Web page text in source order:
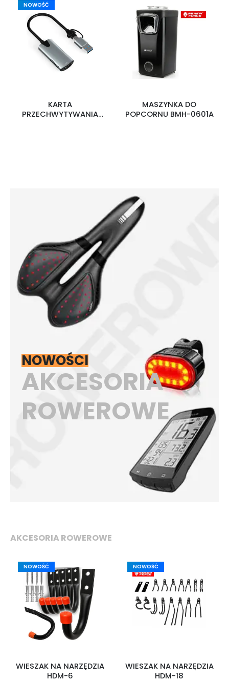
NOWOŚĆ
KARTA
PRZECHWYTYWANIA
MASZYNKA DO
POPCORNU BMH-0601A
NOWOŚCI
AKCESORIA
ROWEROWE
AKCESORIA ROWEROWE
NOWOŚĆ
WIESZAK NA NARZĘDZIA
HDM-6
NOWOŚĆ
WIESZAK NA NARZĘDZIA
HDM-18